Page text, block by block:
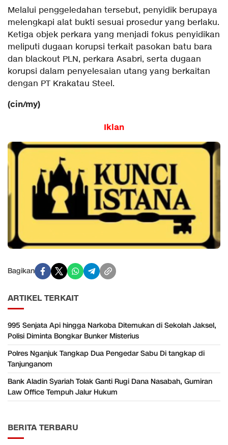
Melalui penggeledahan tersebut, penyidik berupaya
melengkapi alat bukti sesuai prosedur yang berlaku.
Ketiga objek perkara yang menjadi fokus penyidikan
meliputi dugaan korupsi terkait pasokan batu bara
dan blackout PLN, perkara Asabri, serta dugaan
korupsi dalam penyelesaian utang yang berkaitan
dengan PT Krakatau Steel.
(cin/my)
Iklan
Bagikan
ARTIKEL TERKAIT
995 Senjata Api hingga Narkoba Ditemukan di Sekolah Jaksel,
Polisi Diminta Bongkar Bunker Misterius
Polres Nganjuk Tangkap Dua Pengedar Sabu Di tangkap di
Tanjunganom
Bank Aladin Syariah Tolak Ganti Rugi Dana Nasabah, Gumiran
Law Office Tempuh Jalur Hukum
BERITA TERBARU